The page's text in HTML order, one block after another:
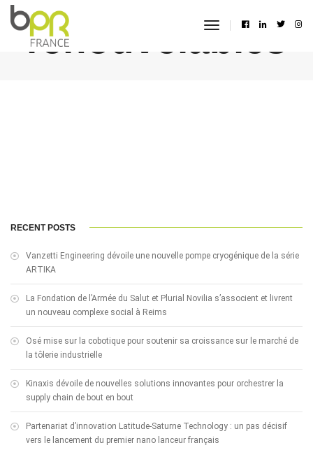
toggle
renouvelables
RECENT POSTS
Vanzetti Engineering dévoile une nouvelle pompe cryogénique de la série
ARTIKA
La Fondation de l’Armée du Salut et Plurial Novilia s’associent et livrent
un nouveau complexe social à Reims
Osé mise sur la cobotique pour soutenir sa croissance sur le marché de
la tôlerie industrielle
Kinaxis dévoile de nouvelles solutions innovantes pour orchestrer la
supply chain de bout en bout
Partenariat d’innovation Latitude-Saturne Technology : un pas décisif
vers le lancement du premier nano lanceur français